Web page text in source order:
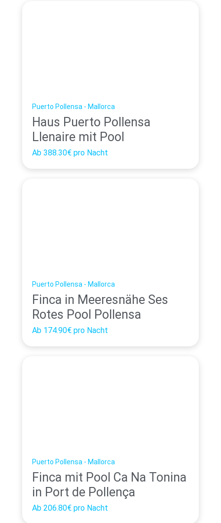
Puerto Pollensa - Mallorca
Haus Puerto Pollensa
Llenaire mit Pool
Ab 388.30€ pro Nacht
Puerto Pollensa - Mallorca
Finca in Meeresnähe Ses
Rotes Pool Pollensa
Ab 174.90€ pro Nacht
Puerto Pollensa - Mallorca
Finca mit Pool Ca Na Tonina
in Port de Pollença
Ab 206.80€ pro Nacht